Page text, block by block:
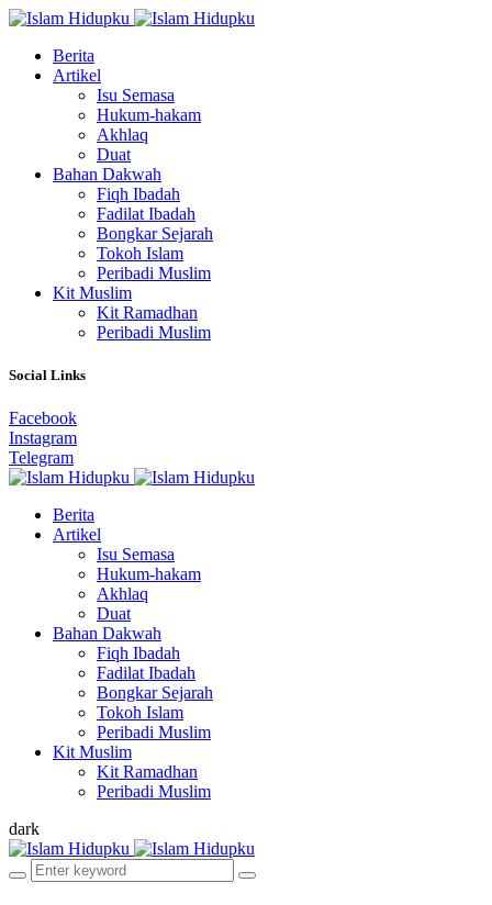
Berita
Artikel
Isu Semasa
Hukum-hakam
Akhlaq
Duat
Bahan Dakwah
Fiqh Ibadah
Fadilat Ibadah
Bongkar Sejarah
Tokoh Islam
Peribadi Muslim
Kit Muslim
Kit Ramadhan
Peribadi Muslim
Social Links
Facebook
Instagram
Telegram
Berita
Artikel
Isu Semasa
Hukum-hakam
Akhlaq
Duat
Bahan Dakwah
Fiqh Ibadah
Fadilat Ibadah
Bongkar Sejarah
Tokoh Islam
Peribadi Muslim
Kit Muslim
Kit Ramadhan
Peribadi Muslim
dark